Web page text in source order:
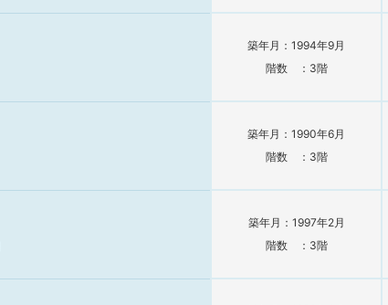
築年月：1994年9月
階数 ：3階
築年月：1990年6月
階数 ：3階
築年月：1997年2月
階数 ：3階